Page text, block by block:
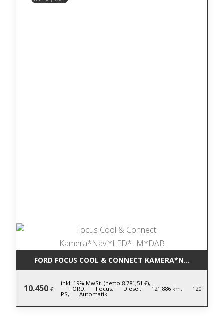
FORD FOCUS COOL & CONNECT
10.450 €
inkl. 19% MwSt. (netto 8.781,51 €),
FORD, Focus, Diesel, 121.886 km, 120
PS, Automatik